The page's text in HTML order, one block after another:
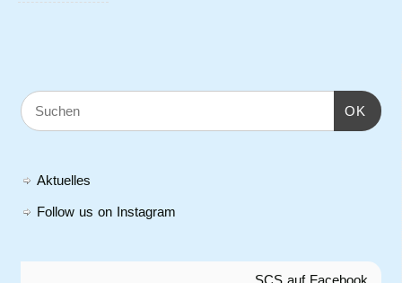
OK
Aktuelles
Follow us on Instagram
SCS auf Facebook